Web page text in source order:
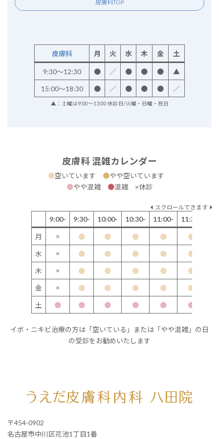
皮膚科TOP
皮膚科 月 火 水 木 金 土
9:30～12:30 ● ／ ● ● ● ▲
15:00～18:30 ● ／ ● ● ● ／
▲：土曜は9:00～13:00 休診日/火曜・日曜・祝日
皮膚科 混雑カレンダー
●空いています ●やや空いています
●やや混雑 ●混雑 ×休診
スクロールできます
9:00- 9:30- 10:00- 10:30- 11:00- 11:30-
月 × ● ● ● ● ●
水 × ● ● ● ● ●
木 × ● ● ● ● ●
金 × ● ● ● ● ●
土 ● ● ● ● ● ●
イボ・ニキビ治療の方は「空いている」または「やや混雑」の日
の受診をお勧めいたします
〒454-0902
名古屋市中川区花池1丁目1番